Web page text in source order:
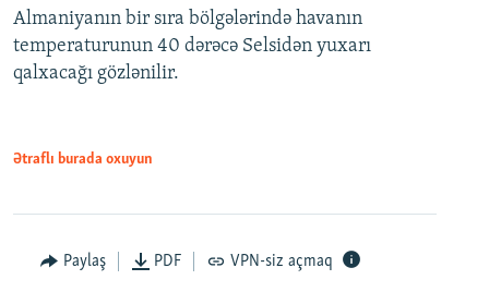
Almaniyanın bir sıra bölgələrində havanın
temperaturunun 40 dərəcə Selsidən yuxarı
qalxacağı gözlənilir.
Ətraflı burada oxuyun
Paylaş PDF VPN-siz açmaq